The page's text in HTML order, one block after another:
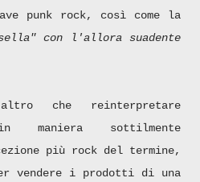
punk rock, così come la
con l'allora suadente
che reinterpretare
maniera sottilmente
più rock del termine,
vendere i prodotti di una